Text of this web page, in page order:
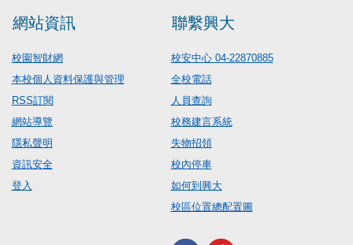
網站資訊
校園智財網
本校個人資料保護與管理
RSS訂閱
網站導覽
隱私聲明
資訊安全
登入
聯繫興大
校安中心 04-22870885
全校電話
人員查詢
校務建言系統
失物招領
校內停車
如何到興大
校區位置總配置圖